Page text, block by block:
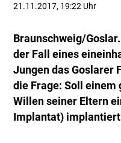
21.11.2017, 19:22 Uhr
Braunschweig/
der Fall eines
Jungen das Goslarer
die Frage: Soll einem
Willen seiner Eltern
Implantat)